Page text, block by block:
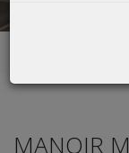
MANOIR